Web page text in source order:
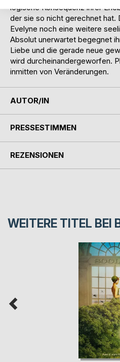
logische Konsequenz ihrer
der sie so nicht gerechnet hat.
Evelyne noch eine weitere
Absolut unerwartet begegnet
Liebe und die gerade neue
wird durcheinandergeworfen.
inmitten von Veränderungen.
AUTOR/IN
PRESSESTIMMEN
REZENSIONEN
WEITERE TITEL BEI